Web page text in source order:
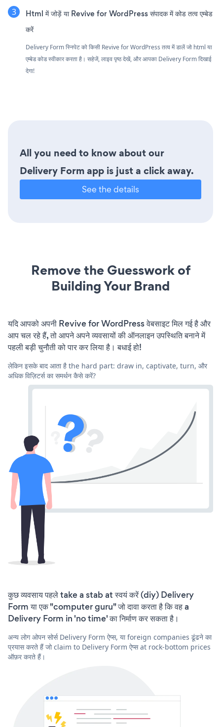
Html में जोड़ें या Revive for WordPress संपादक में कोड तत्व एम्बेड
करें
Delivery Form स्निपेट को किसी Revive for WordPress तत्व में डालें जो html या
एम्बेड कोड स्वीकार करता है। सहेजें, लाइव पृष्ठ देखें, और आपका Delivery Form दिखाई
देगा!
All you need to know about our
Delivery Form app is just a click away.
See the details
Remove the Guesswork of
Building Your Brand
यदि आपको अपनी Revive for WordPress वेबसाइट मिल गई है और
आप चल रहे हैं, तो आपने अपने व्यवसायों की ऑनलाइन उपस्थिति बनाने में
पहली बड़ी चुनौती को पार कर लिया है। बधाई हो!
लेकिन इसके बाद आता है the hard part: draw in, captivate, turn, और
अधिक विज़िटर्स का समर्थन कैसे करें?
कुछ व्यवसाय पहले take a stab at स्वयं करें (diy) Delivery
Form या एक "computer guru" जो दावा करता है कि वह a
Delivery Form in 'no time' का निर्माण कर सकता है।
अन्य लोग ओपन सोर्स Delivery Form ऐप्स, या foreign companies ढूंढने का
प्रयास करते हैं जो claim to Delivery Form ऐप्स at rock-bottom prices
ऑफ़र करते हैं।